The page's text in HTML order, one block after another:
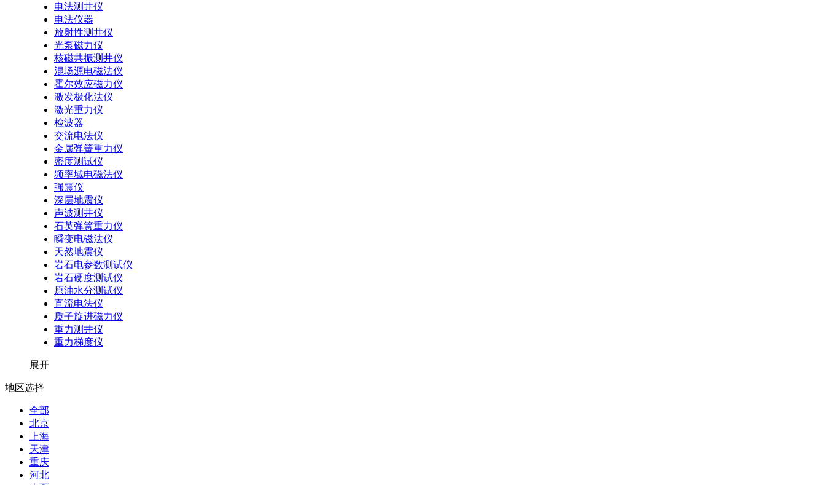
电法测井仪
电法仪器
放射性测井仪
光泵磁力仪
核磁共振测井仪
混场源电磁法仪
霍尔效应磁力仪
激发极化法仪
激光重力仪
检波器
交流电法仪
金属弹簧重力仪
密度测试仪
频率域电磁法仪
强震仪
深层地震仪
声波测井仪
石英弹簧重力仪
瞬变电磁法仪
天然地震仪
岩石电参数测试仪
岩石硬度测试仪
原油水分测试仪
直流电法仪
质子旋进磁力仪
重力测井仪
重力梯度仪
展开
地区选择
全部
北京
上海
天津
重庆
河北